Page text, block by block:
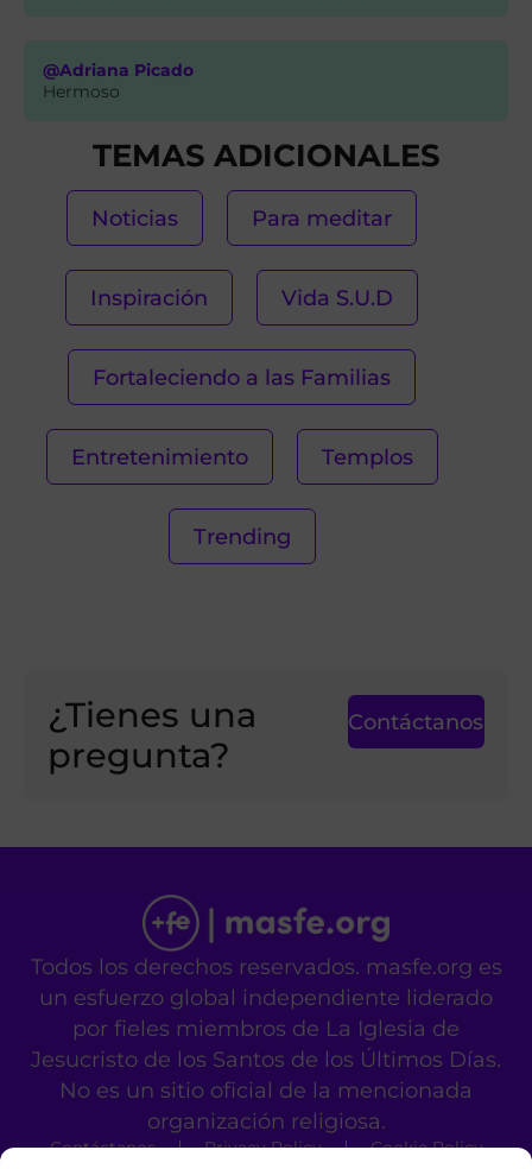
@Adriana Picado
Hermoso
TEMAS ADICIONALES
Noticias Para meditar
Inspiración Vida S.U.D
Fortaleciendo a las Familias
Entretenimiento Templos
Trending
¿Tienes una
pregunta?
Contáctanos
Todos los derechos reservados. masfe.org es
un esfuerzo global independiente liderado
por fieles miembros de La Iglesia de
Jesucristo de los Santos de los Últimos Días.
No es un sitio oficial de la mencionada
organización religiosa.
Contáctanos Privacy Policy Cookie Policy